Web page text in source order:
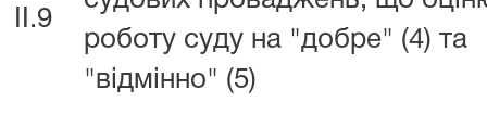
II.9
роботу суду на "добре" (4) та
"відмінно" (5)